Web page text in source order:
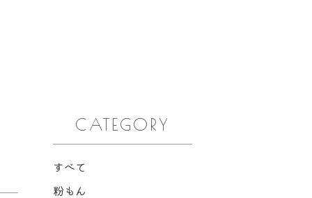
CATEGORY
すべて
粉もん